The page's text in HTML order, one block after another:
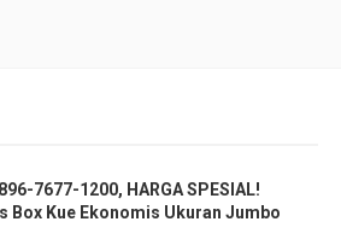
7677-1200, HARGA SPESIAL!
Box Kue Ekonomis Ukuran Jumbo